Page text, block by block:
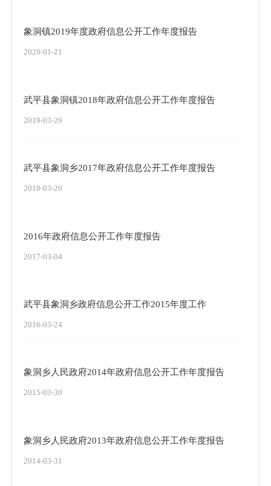
象洞镇2019年度政府信息公开工作年度报告
2020-01-21
武平县象洞镇2018年政府信息公开工作年度报告
2019-03-29
武平县象洞乡2017年政府信息公开工作年度报告
2018-03-20
2016年政府信息公开工作年度报告
2017-03-04
武平县象洞乡政府信息公开工作2015年度工作
2016-03-24
象洞乡人民政府2014年政府信息公开工作年度报告
2015-03-30
象洞乡人民政府2013年政府信息公开工作年度报告
2014-03-31